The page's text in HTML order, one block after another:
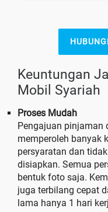
Keuntungan
Mobil Syariah
Proses Mudah
Pengajuan pinjaman
memperoleh banyak
persyaratan dan
disiapkan. Semua
bentuk foto saja.
juga terbilang cepat
lama hanya 1 hari